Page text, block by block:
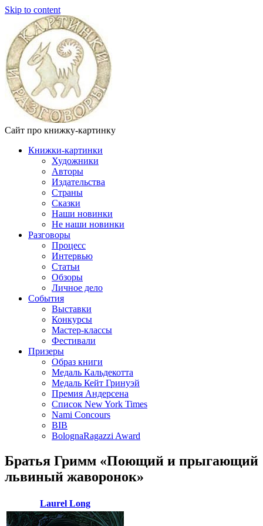
Skip to content
Сайт про книжку-картинку
Книжки-картинки
Художники
Авторы
Издательства
Страны
Сказки
Наши новинки
Не наши новинки
Разговоры
Процесс
Интервью
Статьи
Обзоры
Личное дело
События
Выставки
Конкурсы
Мастер-классы
Фестивали
Призеры
Образ книги
Медаль Кальдекотта
Медаль Кейт Гринуэй
Премия Андерсена
Список New York Times
Nami Concours
BIB
BolognaRagazzi Award
Братья Гримм «Поющий и прыгающий
львиный жаворонок»
Laurel Long